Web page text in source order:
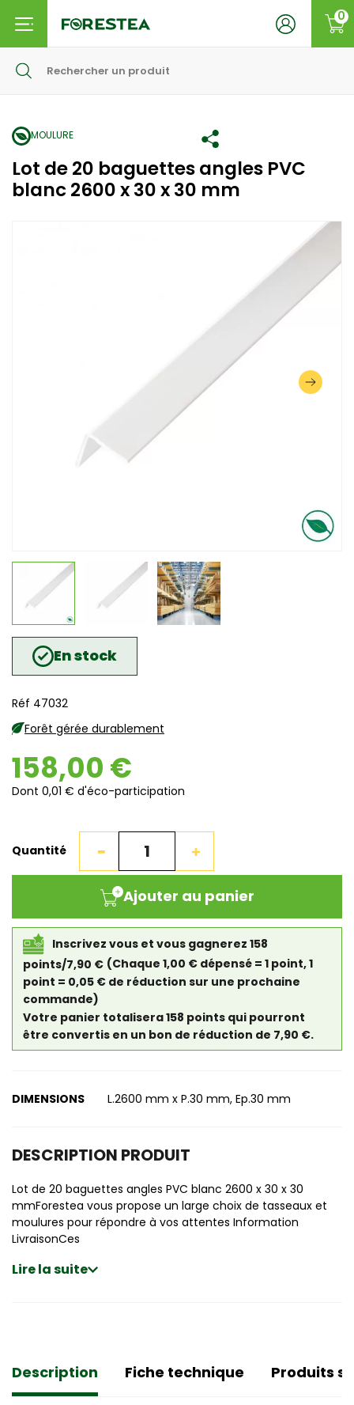
0
MOULURE
Lot de 20 baguettes angles PVC
blanc 2600 x 30 x 30 mm
En stock
Réf 47032
Forêt gérée durablement
158,00 €
Dont 0,01 € d'éco-participation
Quantité
Ajouter au panier
Inscrivez vous et vous gagnerez 158
points/7,90 € (Chaque 1,00 € dépensé = 1 point, 1
point = 0,05 € de réduction sur une prochaine
commande)
Votre panier totalisera 158 points qui pourront
être convertis en un bon de réduction de 7,90 €.
DIMENSIONS L.2600 mm x P.30 mm, Ep.30 mm
DESCRIPTION PRODUIT
Lot de 20 baguettes angles PVC blanc 2600 x 30 x 30
mmForestea vous propose un large choix de tasseaux et
moulures pour répondre à vos attentes Information
LivraisonCes
Lire la suite
Description Fiche technique Produits